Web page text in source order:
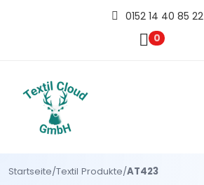
0152 14 40 85 22
0
Startseite/Textil Produkte/AT423